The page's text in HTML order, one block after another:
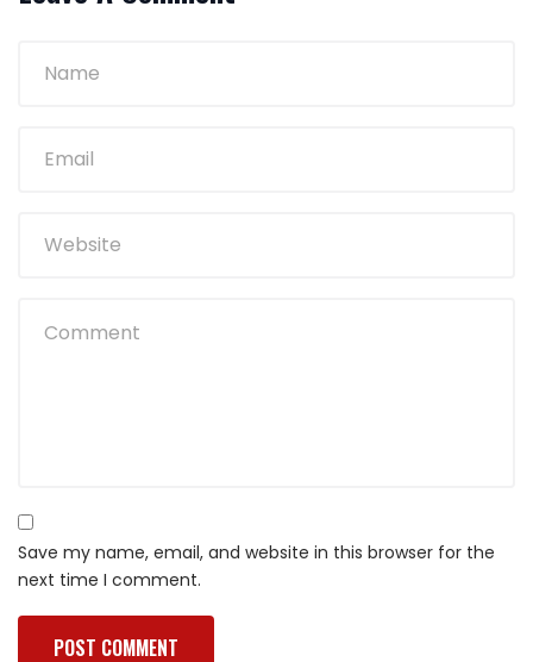
Save my name, email, and website in this browser for the
next time I comment.